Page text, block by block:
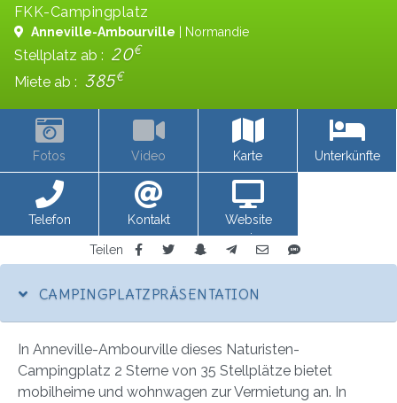
FKK-Campingplatz
Anneville-Ambourville | Normandie
Stellplatz ab : 20€
Miete ab : 385€
Fotos Video Karte Unterkünfte
Telefon Kontakt
Website
anzeigen
Teilen
CAMPINGPLATZPRÄSENTATION
In Anneville-Ambourville dieses Naturisten-
Campingplatz 2 Sterne von 35 Stellplätze bietet
mobilheime und wohnwagen zur Vermietung an. In